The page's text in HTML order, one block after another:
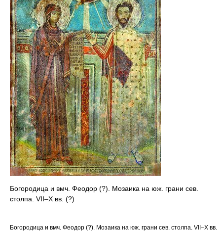
Богородица и вмч. Феодор (?). Мозаика на юж. грани сев.
столпа. VII–X вв. (?)
Богородица и вмч. Феодор (?). Мозаика на юж. грани сев. столпа. VII–X вв.